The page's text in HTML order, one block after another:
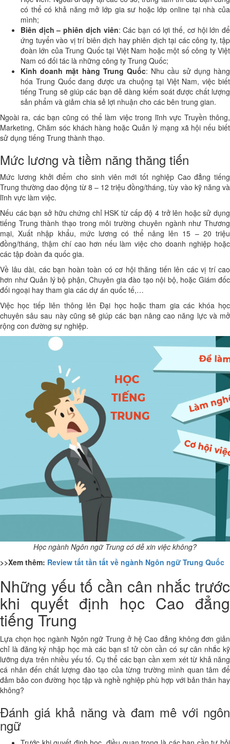
có thể có khả năng mở lớp gia sư hoặc lớp online tại nhà của
mình;
Biên dịch – phiên dịch viên: Các bạn có lợi thế, cơ hội lớn để
ứng tuyển vào vị trí biên dịch hay phiên dịch tại các công ty, tập
đoàn lớn của Trung Quốc tại Việt Nam hoặc một số công ty Việt
Nam có đối tác là những công ty Trung Quốc;
Kinh doanh mặt hàng Trung Quốc: Nhu cầu sử dụng hàng
hóa Trung Quốc đang được ưa chuộng tại Việt Nam, việc biết
tiếng Trung sẽ giúp các bạn dễ dàng kiểm soát được chất lượng
sản phẩm và giảm chia sẻ lợi nhuận cho các bên trung gian.
Ngoài ra, các bạn cũng có thể làm việc trong lĩnh vực Truyền thông,
Marketing, Chăm sóc khách hàng hoặc Quản lý mạng xã hội nếu biết
sử dụng tiếng Trung thành thạo.
Mức lương và tiềm năng thăng tiến
Mức lương khởi điểm cho sinh viên mới tốt nghiệp Cao đẳng tiếng
Trung thường dao động từ 8 – 12 triệu đồng/tháng, tùy vào kỹ năng và
lĩnh vực làm việc.
Nếu các bạn sở hữu chứng chỉ HSK từ cấp độ 4 trở lên hoặc sử dụng
tiếng Trung thành thạo trong môi trường chuyên ngành như Thương
mại, Xuất nhập khẩu, mức lương có thể nâng lên 15 – 20 triệu
đồng/tháng, thậm chí cao hơn nếu làm việc cho doanh nghiệp hoặc
các tập đoàn đa quốc gia.
Về lâu dài, các bạn hoàn toàn có cơ hội thăng tiến lên các vị trí cao
hơn như Quản lý bộ phận, Chuyên gia đào tạo nội bộ, hoặc Giám đốc
đối ngoại hay tham gia các dự án quốc tế,…
Việc học tiếp liên thông lên Đại học hoặc tham gia các khóa học
chuyên sâu sau này cũng sẽ giúp các bạn nâng cao năng lực và mở
rộng con đường sự nghiệp.
Học ngành Ngôn ngữ Trung có dễ xin việc không?
>>Xem thêm: Review tất tần tất về ngành Ngôn ngữ Trung Quốc
Những yếu tố cần cân nhắc trước
khi quyết định học Cao đẳng
tiếng Trung
Lựa chọn học ngành Ngôn ngữ Trung ở hệ Cao đẳng không đơn giản
chỉ là đăng ký nhập học mà các bạn sĩ tử còn cần có sự cân nhắc kỹ
lưỡng dựa trên nhiều yếu tố. Cụ thể các bạn cần xem xét từ khả năng
cá nhân đến chất lượng đào tạo của từng trường mình quan tâm để
đảm bảo con đường học tập và nghề nghiệp phù hợp với bản thân hay
không?
Đánh giá khả năng và đam mê với ngôn
ngữ